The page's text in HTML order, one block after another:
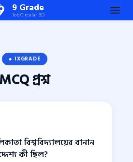
9 Grade
Job Circular BD
● IXGRADE
MCQপ্রশ্ন
বিশ্ববিদ্যালয়ের বানান
কী ছিল?